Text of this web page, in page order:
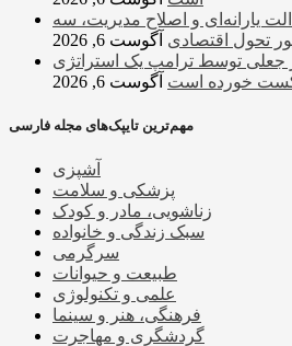
یارانه‌ای و اصلاح مدیریت، سه
تحول اقتصادی آگوست 6, 2026
جعلی توسط ترامپ یک استراتژی
خورده است آگوست 6, 2026
مهم‌ترین تایپک‌های مجله فارسی
آشپزی
پزشکی و سلامت
زناشویی، مادر و کودک
سبک زندگی و خانواده
سرگرمی
طبیعت و حیوانات
علمی و تکنولوژی
فرهنگی، هنر و سینما
گردشگری و مهاجرت